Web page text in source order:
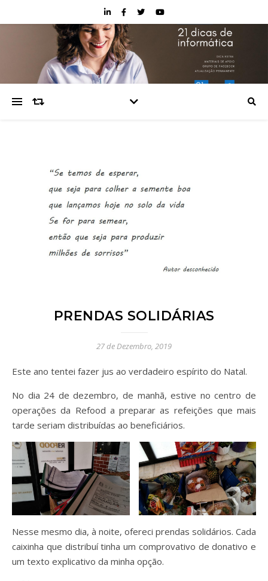
PRENDAS SOLIDÁRIAS
27 de Dezembro, 2019
Este ano tentei fazer jus ao verdadeiro espírito do Natal.
No dia 24 de dezembro, de manhã, estive no centro de
operações da Refood a preparar as refeições que mais
tarde seriam distribuídas ao beneficiários.
Nesse mesmo dia, à noite, ofereci prendas solidários. Cada
caixinha que distribuí tinha um comprovativo de donativo e
um texto explicativo da minha opção.